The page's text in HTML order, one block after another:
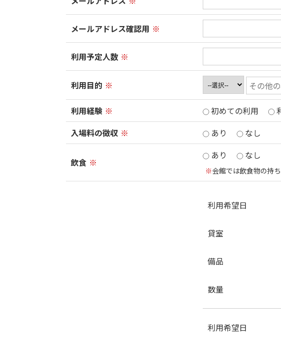
メールアドレス確認用 ※
利用予定人数 ※
利用目的 ※
利用経験 ※ 初めての利用
入場料の徴収 ※ あり なし
飲食 ※
あり なし
※会館では飲食物の持
利用希望日
貸室
備品
数量
利用希望日